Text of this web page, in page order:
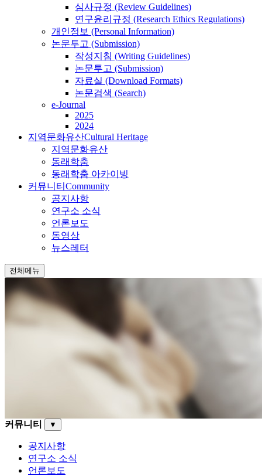
심사규정 (Review Guidelines)
연구윤리규정 (Research Ethics Regulations)
개인정보 (Personal Information)
논문투고 (Submission)
작성지침 (Writing Guidelines)
논문투고 (Submission)
자료실 (Download Formats)
논문검색 (Search)
e-Journal
2025
2024
지역문화유산Cultural Heritage
지역문화유산
동래학춤
동래학춤 아카이빙
커뮤니티 Community
공지사항
연구소 소식
언론보도
동영상
뉴스레터
전체메뉴
커뮤니티 ▼
공지사항
연구소 소식
언론보도